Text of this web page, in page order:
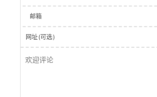
邮箱
网址(可选)